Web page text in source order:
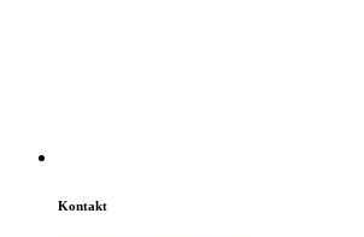
Kontakt